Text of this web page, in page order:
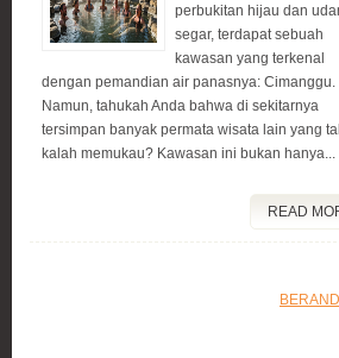
perbukitan hijau dan
segar, terdapat sebuah
kawasan yang terkenal
dengan pemandian air panasnya: Cimanggu.
Namun, tahukah Anda bahwa di sekitarnya
tersimpan banyak permata wisata lain yang
kalah memukau? Kawasan ini bukan hanya...
READ